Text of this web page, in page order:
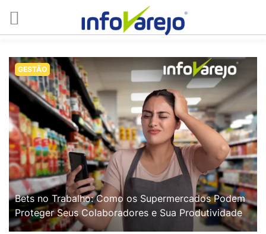
GESTÃO
Bets no Trabalho: Como os Supermercados Podem
Proteger Seus Colaboradores e Sua Produtividade